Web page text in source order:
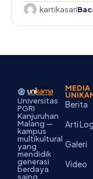
kartikasari
Universitas
PGRI
Kanjuruhan
Malang —
kampus
multikultural
yang
mendidik
generasi
berdaya
saing,
MEDIA
Berita
Arti
Galeri
Video